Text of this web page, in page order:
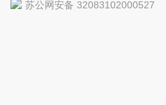
苏公网安备 32083102000527